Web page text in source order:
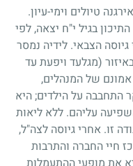
טיולים וימי-עיון.
בגיל י"ח יצאה, לפי
הצבאי. לידיה נמסר
(מגלעד ויפעת עד
של המנהלים,
התחבבה על הילדים; היא
עליהם. ללא ליאות
זו. אחרי גיוסה לצה"ל,
חיי החברה והתרבות